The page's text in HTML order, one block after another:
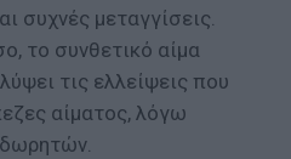
συχνές μεταγγίσεις.
το συνθετικό αίμα
τις ελλείψεις που
αίματος, λόγω
δωρητών.